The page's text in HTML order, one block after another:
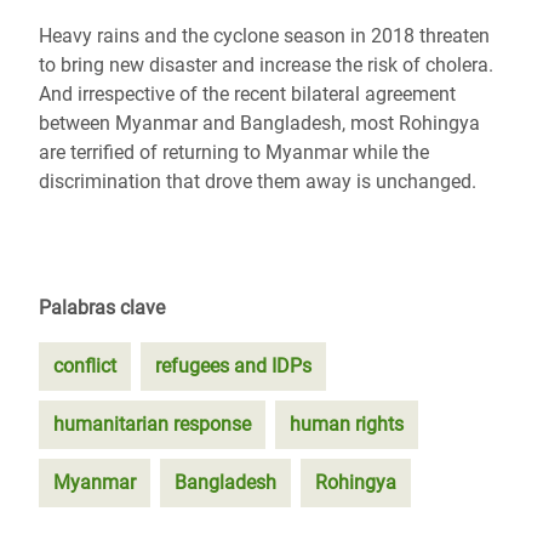
Heavy rains and the cyclone season in 2018 threaten
to bring new disaster and increase the risk of cholera.
And irrespective of the recent bilateral agreement
between Myanmar and Bangladesh, most Rohingya
are terrified of returning to Myanmar while the
discrimination that drove them away is unchanged.
Palabras clave
conflict refugees and IDPs
humanitarian response human rights
Myanmar Bangladesh Rohingya